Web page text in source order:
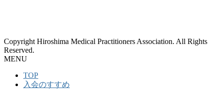
Copyright Hiroshima Medical Practitioners Association. All Rights
Reserved.
MENU
TOP
入会のすすめ